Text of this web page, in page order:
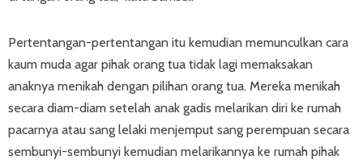
Pertentangan-pertentangan itu kemudian memunculkan cara
kaum muda agar pihak orang tua tidak lagi memaksakan
anaknya menikah dengan pilihan orang tua. Mereka menikah
secara diam-diam setelah anak gadis melarikan diri ke rumah
pacarnya atau sang lelaki menjemput sang perempuan secara
sembunyi-sembunyi kemudian melarikannya ke rumah pihak